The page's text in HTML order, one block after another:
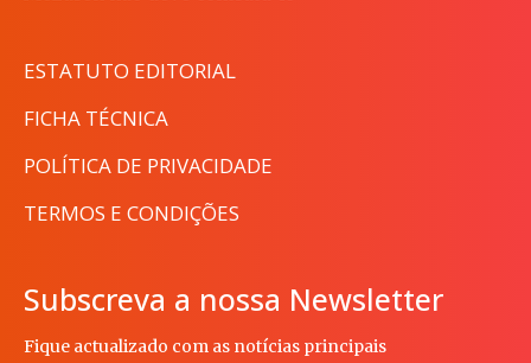
ESTATUTO EDITORIAL
FICHA TÉCNICA
POLÍTICA DE PRIVACIDADE
TERMOS E CONDIÇÕES
Subscreva a nossa Newsletter
Fique actualizado com as notícias principais